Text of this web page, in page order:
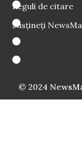
Reguli de citare
Susțineți
© 2024